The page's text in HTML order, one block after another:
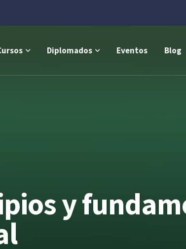
Diplomados Eventos Blog
y